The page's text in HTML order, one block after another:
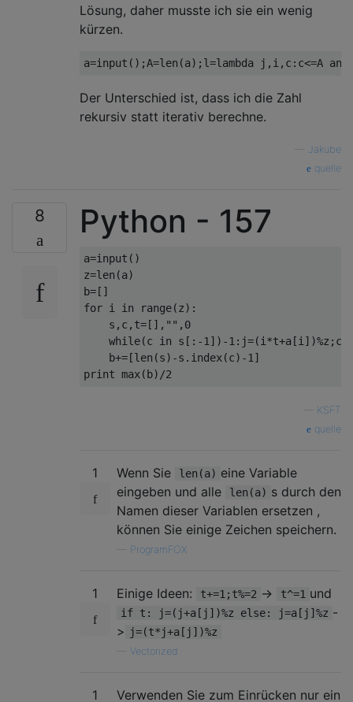
Lösung, daher musste ich sie ein wenig
kürzen.
Der Unterschied ist, dass ich die Zahl
rekursiv statt iterativ berechne.
Jakube
quelle
8 Python - 157
a=input()
z=len(a)
b=[]
for i in range(z):
    s,c,t=[],"",0
while(c in s[:-1])-
    b+=[len(s)-s.index(c)-1]
KSFT
quelle
1 Wenn Sie len(a) eine Variable
eingeben und alle
len(a) s durch den
Namen dieser Variablen ersetzen ,
können Sie einige Zeichen speichern.
ProgramFOX
1 Einige Ideen: t+=1;t%=2 -> t^=1 und
if t: j=(j+a[j])%z else: j=a[j]%z -
> j=(t*j+a[j])%z
Vectorized
1 Verwenden Sie zum Einrücken nur ein